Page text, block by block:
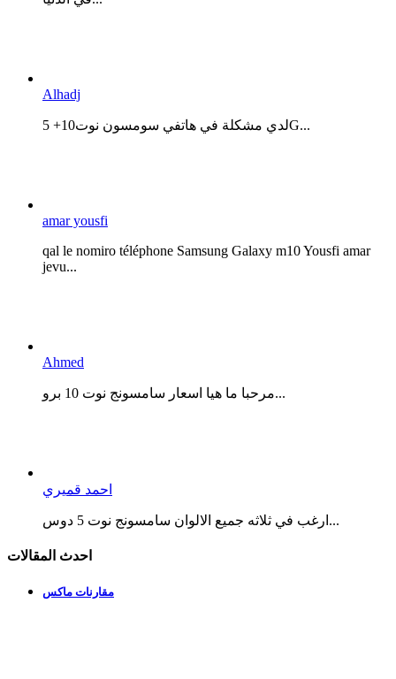
Alhadj
لدي مشكلة في هاتفي سومسون نوت10+ 5G...
amar yousfi
qal le nomiro téléphone Samsung Galaxy m10 Yousfi amar
jevu...
Ahmed
مرحبا ما هيا اسعار سامسونج نوت 10 برو...
احمد قميري
ارغب في ثلاثه جميع الالوان سامسونج نوت 5 دوس...
احدث المقالات
مقارنات ماكس